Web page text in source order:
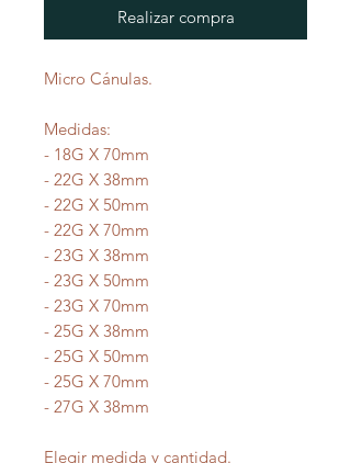
Realizar compra
Micro Cánulas.
Medidas:
- 18G X 70mm
- 22G X 38mm
- 22G X 50mm
- 22G X 70mm
- 23G X 38mm
- 23G X 50mm
- 23G X 70mm
- 25G X 38mm
- 25G X 50mm
- 25G X 70mm
- 27G X 38mm
Elegir medida y cantidad.